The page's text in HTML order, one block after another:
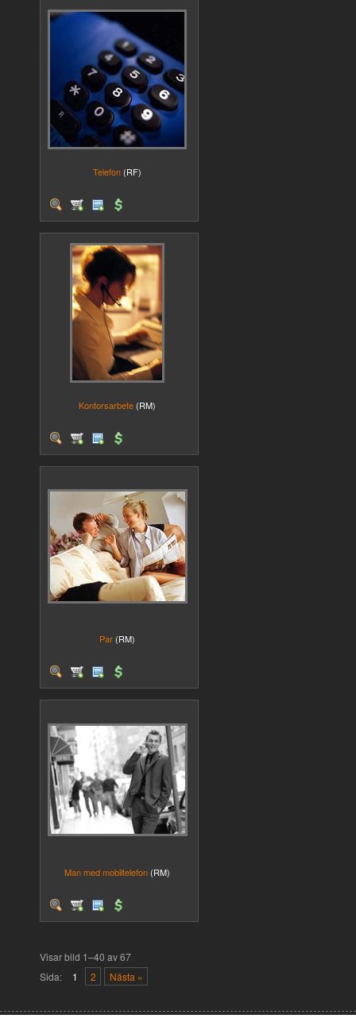
Telefon (RF)
Kontorsarbete (RM)
Par (RM)
Man med mobiltelefon (RM)
Visar bild 1–40 av 67
Sida:
1 2 Nästa »